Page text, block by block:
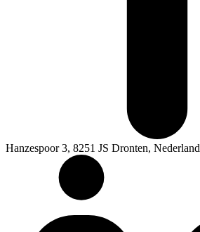
Hanzespoor 3, 8251 JS Dronten, Nederland